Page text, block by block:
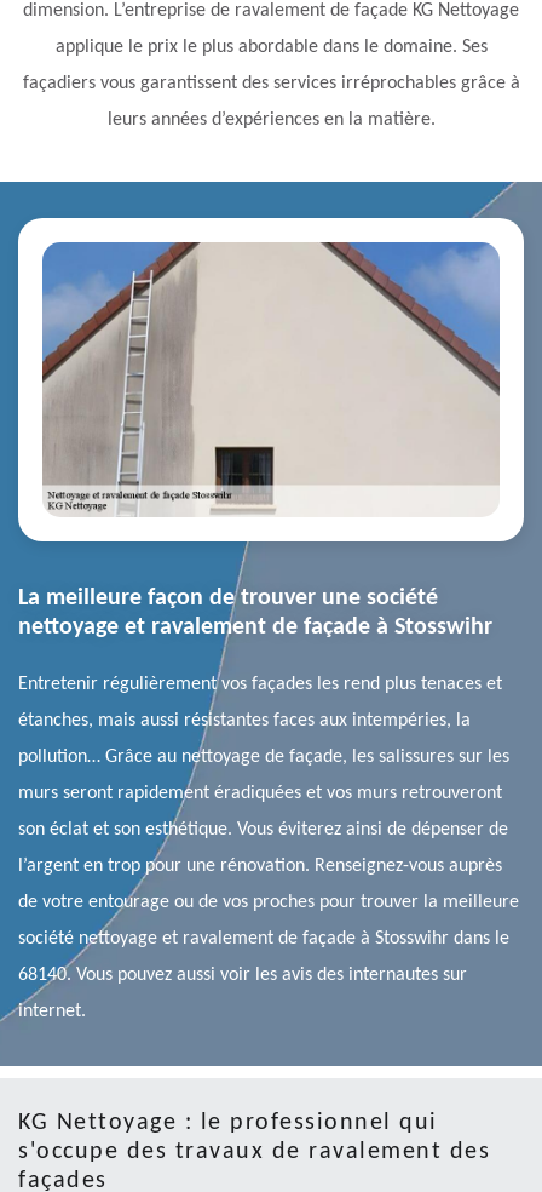
dimension. L’entreprise de ravalement de façade KG Nettoyage
applique le prix le plus abordable dans le domaine. Ses
façadiers vous garantissent des services irréprochables grâce à
leurs années d’expériences en la matière.
La meilleure façon de trouver une société
nettoyage et ravalement de façade à Stosswihr
Entretenir régulièrement vos façades les rend plus tenaces et
étanches, mais aussi résistantes faces aux intempéries, la
pollution… Grâce au nettoyage de façade, les salissures sur les
murs seront rapidement éradiquées et vos murs retrouveront
son éclat et son esthétique. Vous éviterez ainsi de dépenser de
l’argent en trop pour une rénovation. Renseignez-vous auprès
de votre entourage ou de vos proches pour trouver la meilleure
société nettoyage et ravalement de façade à Stosswihr dans le
68140. Vous pouvez aussi voir les avis des internautes sur
internet.
KG Nettoyage : le professionnel qui
s'occupe des travaux de ravalement des
façades